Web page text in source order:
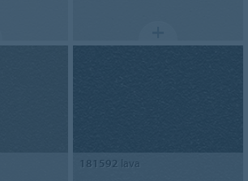
181592 lava